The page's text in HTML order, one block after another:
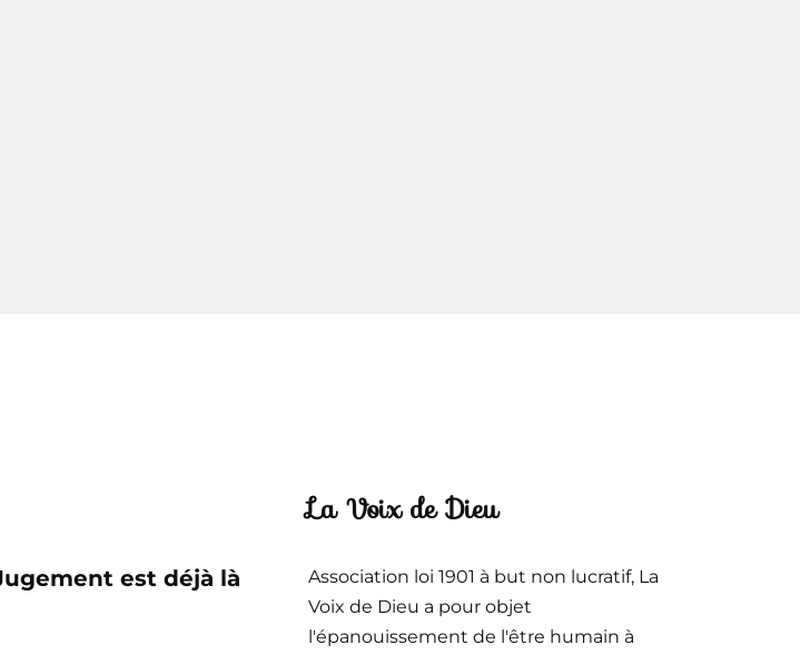
est déjà là
La Voix de Dieu
Association loi 1901 à but non lucratif, La
Voix de Dieu a pour objet
l'épanouissement de l'être humain à